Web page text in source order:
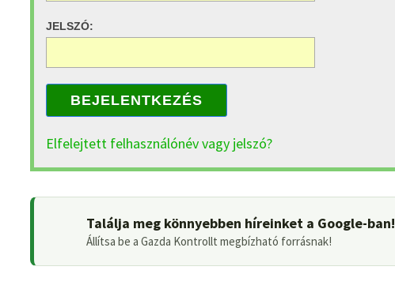
JELSZÓ:
BEJELENTKEZÉS
Elfelejtett felhasználónév vagy jelszó?
Találja meg könnyebben híreinket a Google-ban!
Állítsa be a Gazda Kontrollt megbízható forrásnak!